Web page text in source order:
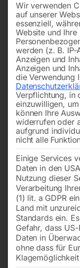
Wir verwenden
auf unserer
essenziell,
Website und
werden (z. B. IP-
Anzeigen und
Anzeigen und
die Verwendung
Verpflichtung, in
einzuwilligen,
können Ihre
widerrufen oder
aufgrund
nicht alle
Einige Services
Daten in den
Nutzung dieser
Verarbeitung
(1) lit. a GDPR
Land mit
Standards ein.
Gefahr, dass
Daten in
ohne dass für